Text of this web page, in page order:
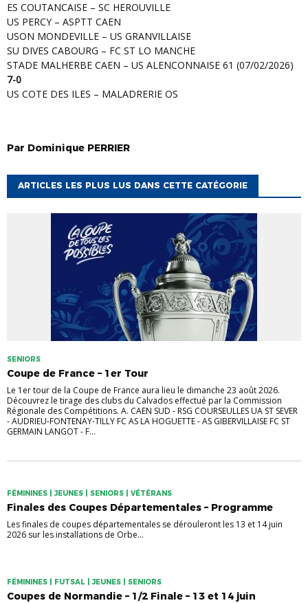
ES COUTANCAISE – SC HEROUVILLE
US PERCY – ASPTT CAEN
USON MONDEVILLE – US GRANVILLAISE
SU DIVES CABOURG – FC ST LO MANCHE
STADE MALHERBE CAEN – US ALENCONNAISE 61 (07/02/2026)
7-0
US COTE DES ILES – MALADRERIE OS
Par Dominique PERRIER
ARTICLES LES PLUS LUS DANS CETTE CATÉGORIE
SENIORS
Coupe de France – 1er Tour
Le 1er tour de la Coupe de France aura lieu le dimanche 23 août 2026.
Découvrez le tirage des clubs du Calvados effectué par la Commission
Régionale des Compétitions. A. CAEN SUD - RSG COURSEULLES UA ST SEVER
- AUDRIEU-FONTENAY-TILLY FC AS LA HOGUETTE - AS GIBERVILLAISE FC ST
GERMAIN LANGOT - F...
FÉMININES | JEUNES | SENIORS | VÉTÉRANS
Finales des Coupes Départementales – Programme
Les finales de coupes départementales se dérouleront les 13 et 14 juin
2026 sur les installations de Orbe...
FÉMININES | FUTSAL | JEUNES | SENIORS
Coupes de Normandie – 1/2 Finale – 13 et 14 juin